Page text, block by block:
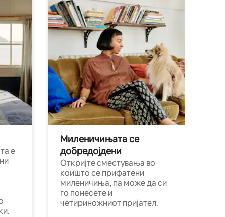
е
Миленичињата се
добредојдени
Откријте сместувања во
коишто се прифатени
миленичиња, па може да си
го понесете и
четириножниот пријател.